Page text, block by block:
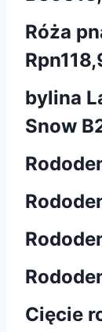
Róża
Rpn1
bylina
Snow
Cięcie